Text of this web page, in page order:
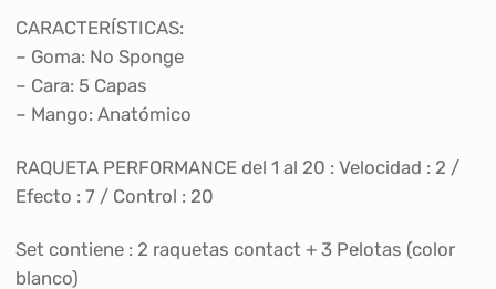
CARACTERÍSTICAS:
– Goma: No Sponge
– Cara: 5 Capas
– Mango: Anatómico
RAQUETA PERFORMANCE del 1 al 20 : Velocidad : 2 /
Efecto : 7 / Control : 20
Set contiene : 2 raquetas contact + 3 Pelotas (color
blanco)